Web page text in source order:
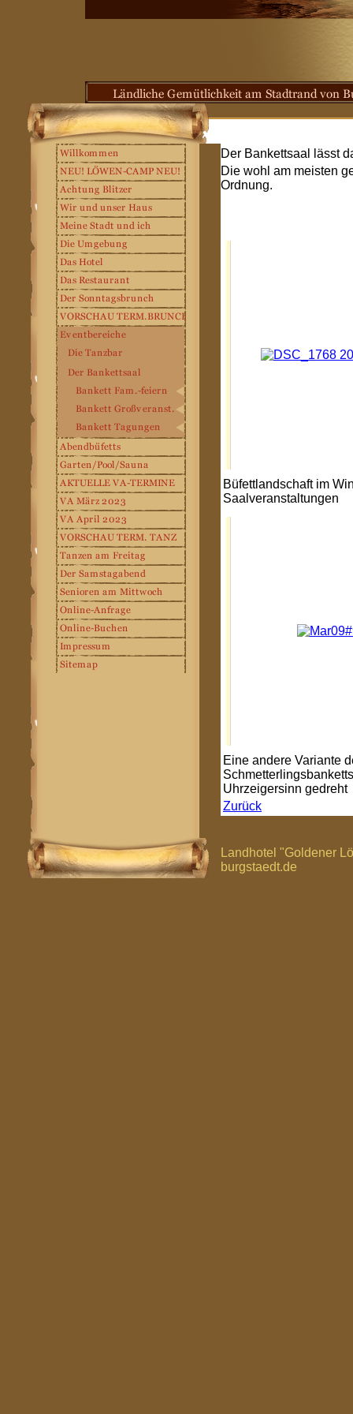
Der Bankettsaal lässt
Die wohl am meisten
Ordnung.
Büfettlandschaft im
Saalveranstaltungen
Eine andere Variante
Uhrzeigersinn gedreht
Zurück
Landhotel "Goldener
burgstaedt.de